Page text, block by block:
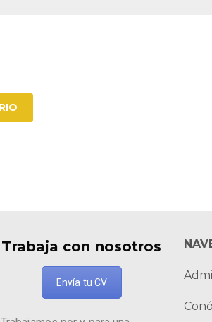
Trabaja con nosotros
Envía tu CV